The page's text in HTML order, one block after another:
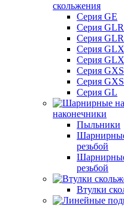
скольжения
Серия GE
Серия
Серия
Серия
Серия
Серия GXS
Серия
Серия GL
наконечники
Пыльники
резьбой
резьбой
Втулки